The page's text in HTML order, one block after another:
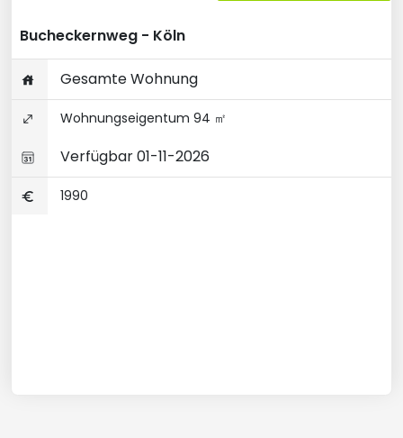
Bucheckernweg - Köln
Gesamte Wohnung
Wohnungseigentum 94 ㎡
Verfügbar 01-11-2026
1990